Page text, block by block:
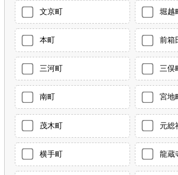
文京町 堀越
本町 前箱
三河町 三俣
南町 宮地
茂木町 元総
横手町 龍蔵